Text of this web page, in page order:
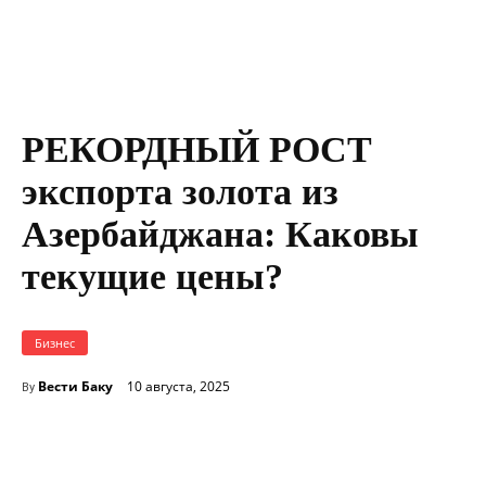
РЕКОРДНЫЙ РОСТ
экспорта золота из
Азербайджана: Каковы
текущие цены?
Бизнес
By Вести Баку 10 августа, 2025